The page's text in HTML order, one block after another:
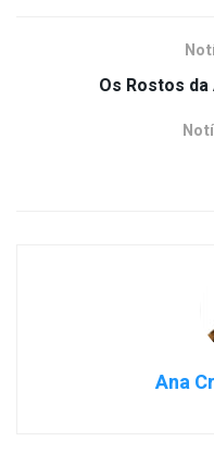
Os Rostos
Ana